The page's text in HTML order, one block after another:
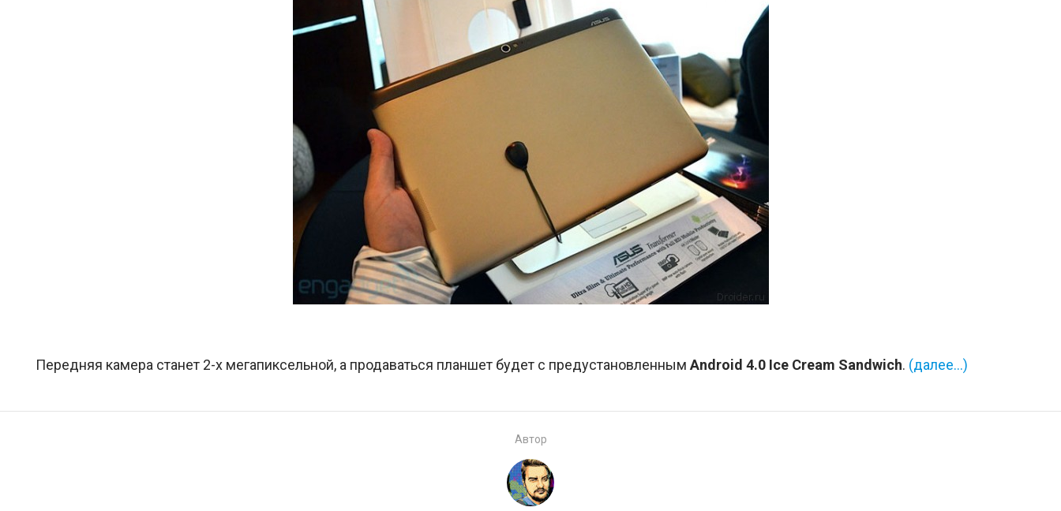
Передняя камера станет 2-х мегапиксельной, а продаваться планшет будет с предустановленным Android 4.0 Ice Cream Sandwich. (далее…)
Автор